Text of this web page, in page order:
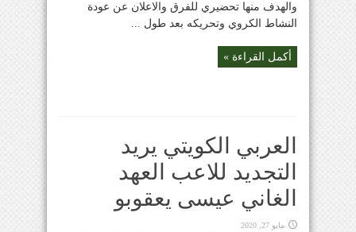
والهدف منها تحضيري للفرق والاعلان عن عودة
النشاط الكروي وتحريكه بعد طول ...
أكمل القراءة »
العربي الكويتي يريد
التجديد للاعب العهد
الغاني عيسى يعقوبو
مايو 27, 2020